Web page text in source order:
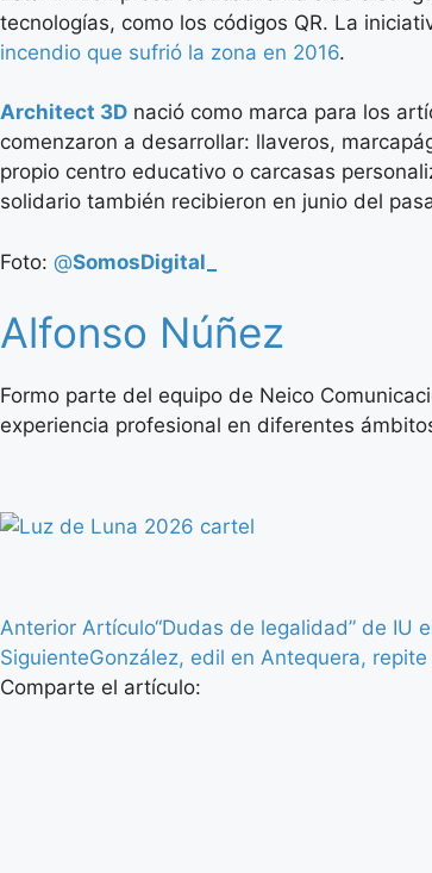
tecnologías, como los códigos QR. La
incendio que sufrió la zona en 2016.
Architect 3D nació como marca para los
comenzaron a desarrollar: llaveros,
propio centro educativo o carcasas
solidario también recibieron en junio del
Foto: @SomosDigital_
Alfonso Núñez
Formo parte del equipo de Neico
experiencia profesional en diferentes
Anterior Artículo“Dudas de legalidad” de IU
SiguienteGonzález, edil en Antequera,
Comparte el artículo: